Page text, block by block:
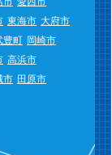
東海市 大府市
豊町 岡崎市
高浜市
市 田原市